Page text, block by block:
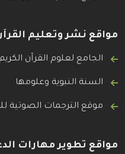
مواقع نشر وتعليم
الجامع لعلوم القرآن الكريم
السنة النبوية وعلومها
موقع الترجمات الصوتية
مواقع تطوير مهارات